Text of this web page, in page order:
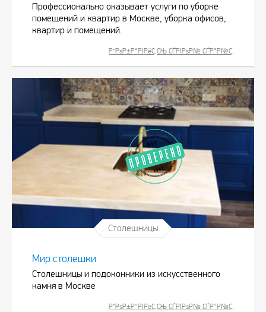
Профессионально оказывает услуги по уборке
помещений и квартир в Москве, уборка офисов,
квартир и помещений.
Р”РѕР±Р°РІРёС‚СЊ СЃРІРѕР№ СЃР°Р№С‚
Столешницы
Мир столешки
Столешницы и подоконники из искусственного
камня в Москве
Р”РѕР±Р°РІРёС‚СЊ СЃРІРѕР№ СЃР°Р№С‚